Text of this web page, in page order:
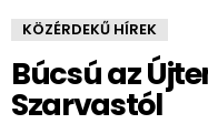
KÖZÉRDEKŰ HÍREK
Búcsú az
Szarvastól